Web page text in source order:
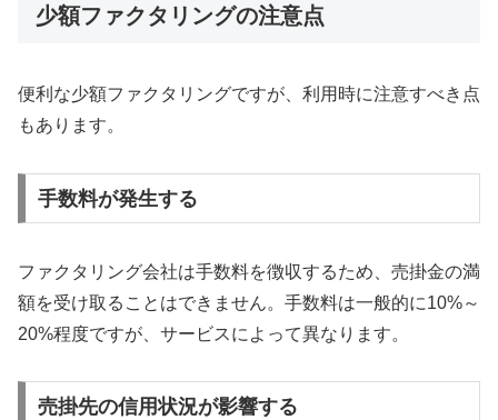
少額ファクタリングの注意点
便利な少額ファクタリングですが、利用時に注意すべき点
もあります。
手数料が発生する
ファクタリング会社は手数料を徴収するため、売掛金の満
額を受け取ることはできません。手数料は一般的に10%～
20%程度ですが、サービスによって異なります。
売掛先の信用状況が影響する